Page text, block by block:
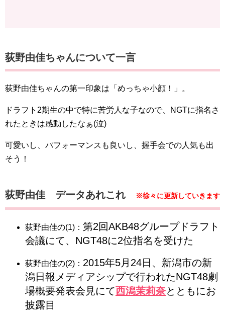
荻野由佳ちゃんについて一言
荻野由佳ちゃんの第一印象は「めっちゃ小顔！」。
ドラフト2期生の中で特に苦労人な子なので、NGTに指名さ
れたときは感動したなぁ(泣)
可愛いし、パフォーマンスも良いし、握手会での人気も出
そう！
荻野由佳 データあれこれ ※徐々に更新していきます
荻野由佳の(1)： 第2回AKB48グループドラフト
会議にて、NGT48に2位指名を受けた
荻野由佳の(2)： 2015年5月24日、新潟市の新
潟日報メディアシップで行われたNGT48劇
場概要発表会見にて西潟茉莉奈とともにお
披露目